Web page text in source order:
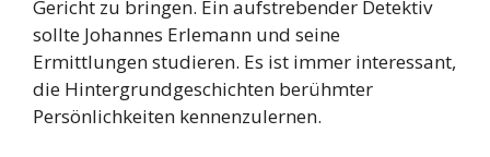
Gericht zu bringen. Ein aufstrebender Detektiv
sollte Johannes Erlemann und seine
Ermittlungen studieren. Es ist immer interessant,
die Hintergrundgeschichten berühmter
Persönlichkeiten kennenzulernen.